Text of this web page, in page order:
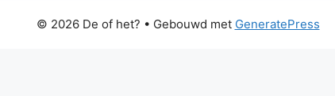
© 2026 De of het? • Gebouwd met GeneratePress